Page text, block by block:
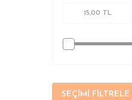
SEÇIMI FILTRELE